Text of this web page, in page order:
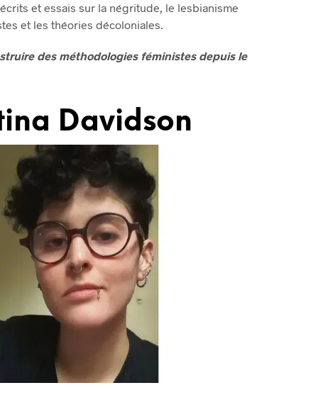
et essais sur la négritude, le lesbianisme
et les théories décoloniales.
des méthodologies féministes depuis le
Davidson